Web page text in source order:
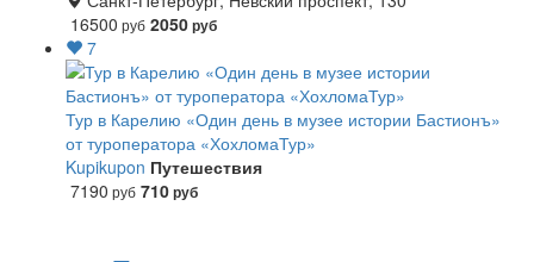
16500 руб 2050руб
7
Тур в Карелию «Один день в музее истории Бастионъ»
от туроператора «ХохломаТур»
Kupikupon Путешествия
7190 руб 710руб